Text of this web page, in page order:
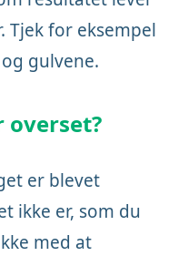
for eksempel
gulvene.
overset?
er blevet
ikke er, som du
med at